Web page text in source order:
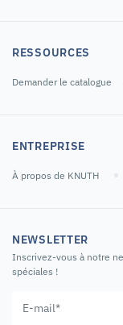
RESSOURCES
Demander le catalogue
ENTREPRISE
À propos de KNUTH
NEWSLETTER
Inscrivez-vous à notre
spéciales !